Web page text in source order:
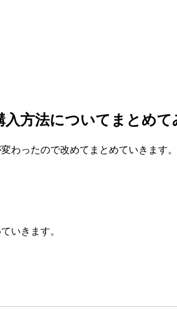
方法についてまとめて
わったので改めてまとめていきます。
いきます。